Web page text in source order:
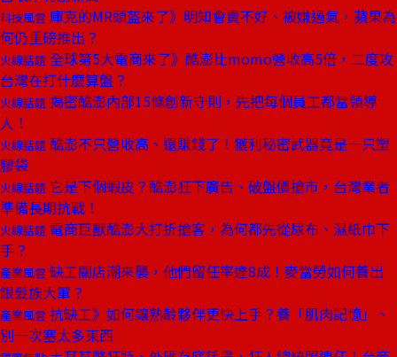
科技風雲 庫克的MR頭盔來了》明知會賣不好、被嫌過氣，蘋果為
何仍重磅推出？
火線話題 全球第5大電商來了》酷澎比momo營收高5倍，二度攻
台灣在打什麼算盤？
火線話題 揭密酷澎內部15條創新守則，先把每個員工都當領導
人！
火線話題 酷澎不只營收高、還賺錢了！獲利秘密武器竟是一只塑
膠袋
火線話題 它是下個蝦皮？酷澎狂下廣告、破盤價搶市，台灣業者
準備長期抗戰！
火線話題 電商巨獸酷澎大打折搶客，為何都先從尿布、濕紙巾下
手？
產業風雲 缺工關店潮來襲，他們留任率達8成！麥當勞如何養出
銀髮族大軍？
產業風雲 抗缺工》如何讓熟齡夥伴更快上手？養「肌肉記憶」、
別一次塞太多東西